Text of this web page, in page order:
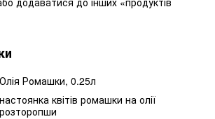
Олія Ромашки, 0.25л
настоянка квітів ромашки на олії
розторопши